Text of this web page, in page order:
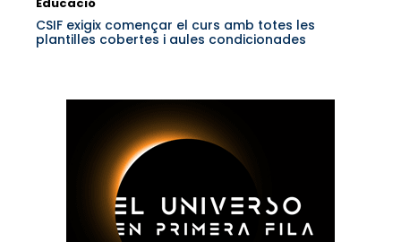
Educació
CSIF exigix començar el curs amb totes les
plantilles cobertes i aules condicionades